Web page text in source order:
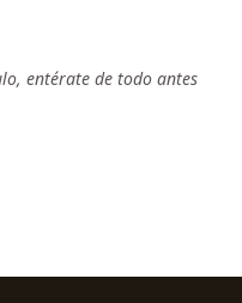
entérate de todo antes